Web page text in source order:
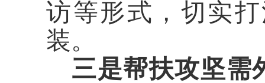
访等形式，切实
装。
三是帮扶攻坚需